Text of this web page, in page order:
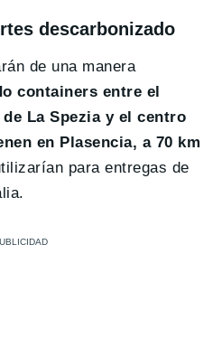
des carbonizado
de una manera
containers entre el
La Spezia y el centro
en Plasencia, a 70 km
para entregas de